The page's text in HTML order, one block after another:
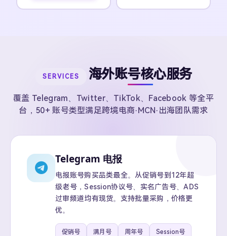
SERVICES 海外账号核心服务
覆盖 Telegram、Twitter、TikTok、Facebook 等全平
台，50+ 账号类型满足跨境电商·MCN·出海团队需求
Telegram 电报
电报账号购买品类最全。从促销号到12年超
级老号，Session协议号、实名广告号、ADS
过审频道均有现货。支持批量采购，价格更
优。
促销号 满月号 周年号 Session号